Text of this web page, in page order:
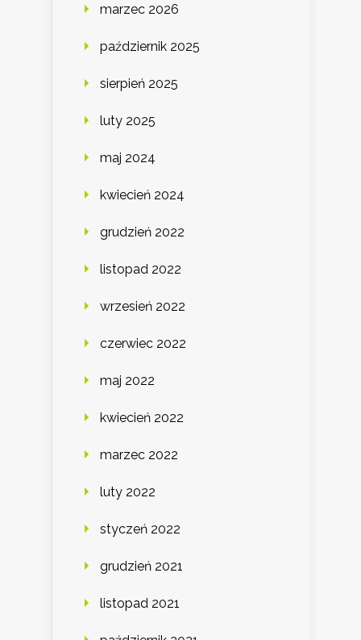
marzec 2026
październik 2025
sierpień 2025
luty 2025
maj 2024
kwiecień 2024
grudzień 2022
listopad 2022
wrzesień 2022
czerwiec 2022
maj 2022
kwiecień 2022
marzec 2022
luty 2022
styczeń 2022
grudzień 2021
listopad 2021